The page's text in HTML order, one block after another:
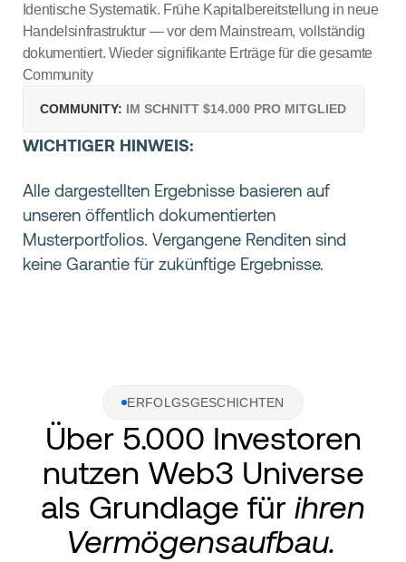
Identische Systematik. Frühe Kapitalbereitstellung in neue
Handelsinfrastruktur — vor dem Mainstream, vollständig
dokumentiert. Wieder signifikante Erträge für die gesamte
Community
COMMUNITY: IM SCHNITT $14.000 PRO MITGLIED
WICHTIGER HINWEIS:
Alle dargestellten Ergebnisse basieren auf
unseren öffentlich dokumentierten
Musterportfolios. Vergangene Renditen sind
keine Garantie für zukünftige Ergebnisse.
ERFOLGSGESCHICHTEN
Über 5.000 Investoren
nutzen Web3 Universe
als Grundlage für ihren
Vermögensaufbau.